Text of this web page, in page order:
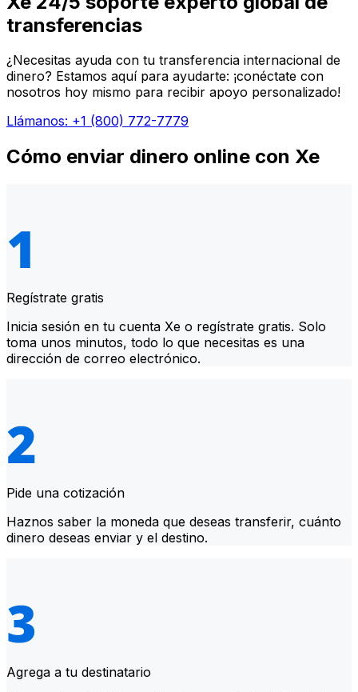
transferencias
¿Necesitas ayuda con tu transferencia internacional de
dinero? Estamos aquí para ayudarte: ¡conéctate con
nosotros hoy mismo para recibir apoyo personalizado!
Llámanos: +1 (800) 772-7779
Cómo enviar dinero online con Xe
Regístrate gratis
Inicia sesión en tu cuenta Xe o regístrate gratis. Solo
toma unos minutos, todo lo que necesitas es una
dirección de correo electrónico.
Pide una cotización
Haznos saber la moneda que deseas transferir, cuánto
dinero deseas enviar y el destino.
Agrega a tu destinatario